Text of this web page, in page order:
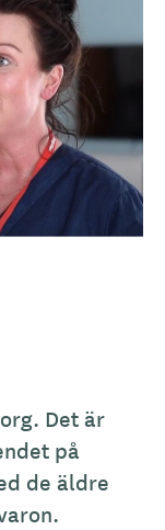
Det är
på
de äldre